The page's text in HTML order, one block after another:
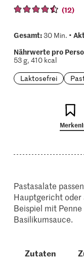
(12)
Gesamt:30 Min. •
Nährwerte pro
53 g, 410 kcal
Laktosefrei
Merken
Pastasalate
Hauptgericht oder
Beispiel mit
Basilikumsauce.
Zutaten